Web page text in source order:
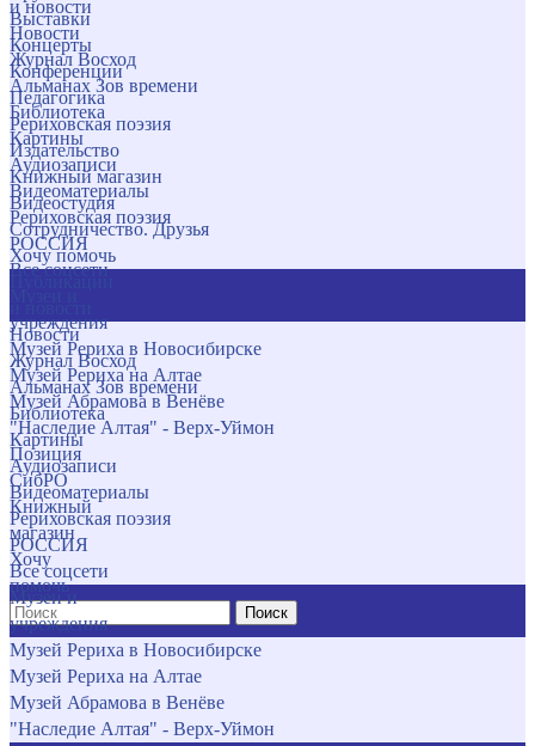
и новости
Новости
Журнал Восход
Альманах Зов времени
Библиотека
Картины
Аудиозаписи
Видеоматериалы
Рериховская поэзия
РОССИЯ
Все соцсети
учреждения
Музей Рериха в Новосибирске
Музей Рериха на Алтае
Музей Абрамова в Венёве
"Наследие Алтая" - Верх-Уймон
Позиция
СибРО
Книжный
магазин
Хочу
помочь
Поиск
Выставки
Концерты
Конференции
Педагогика
Рериховская поэзия
Издательство
Книжный магазин
Видеостудия
Сотрудничество. Друзья
Хочу помочь
Новости
Журнал Восход
Альманах Зов времени
Библиотека
Картины
Аудиозаписи
Видеоматериалы
Рериховская поэзия
РОССИЯ
Все соцсети
Музеи и
учреждения
Музей Рериха в Новосибирске
Музей Рериха на Алтае
Музей Абрамова в Венёве
"Наследие Алтая" - Верх-Уймон